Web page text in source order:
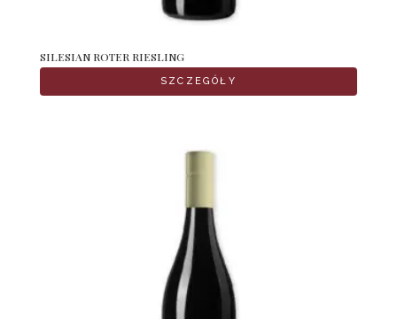
SILESIAN ROTER RIESLING
SZCZEGÓŁY